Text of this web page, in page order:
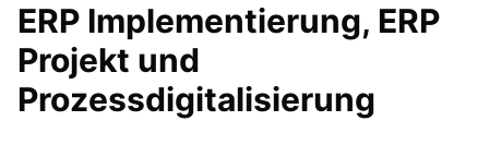
ERP Implementierung, ERP
Projekt und
Prozessdigitalisierung